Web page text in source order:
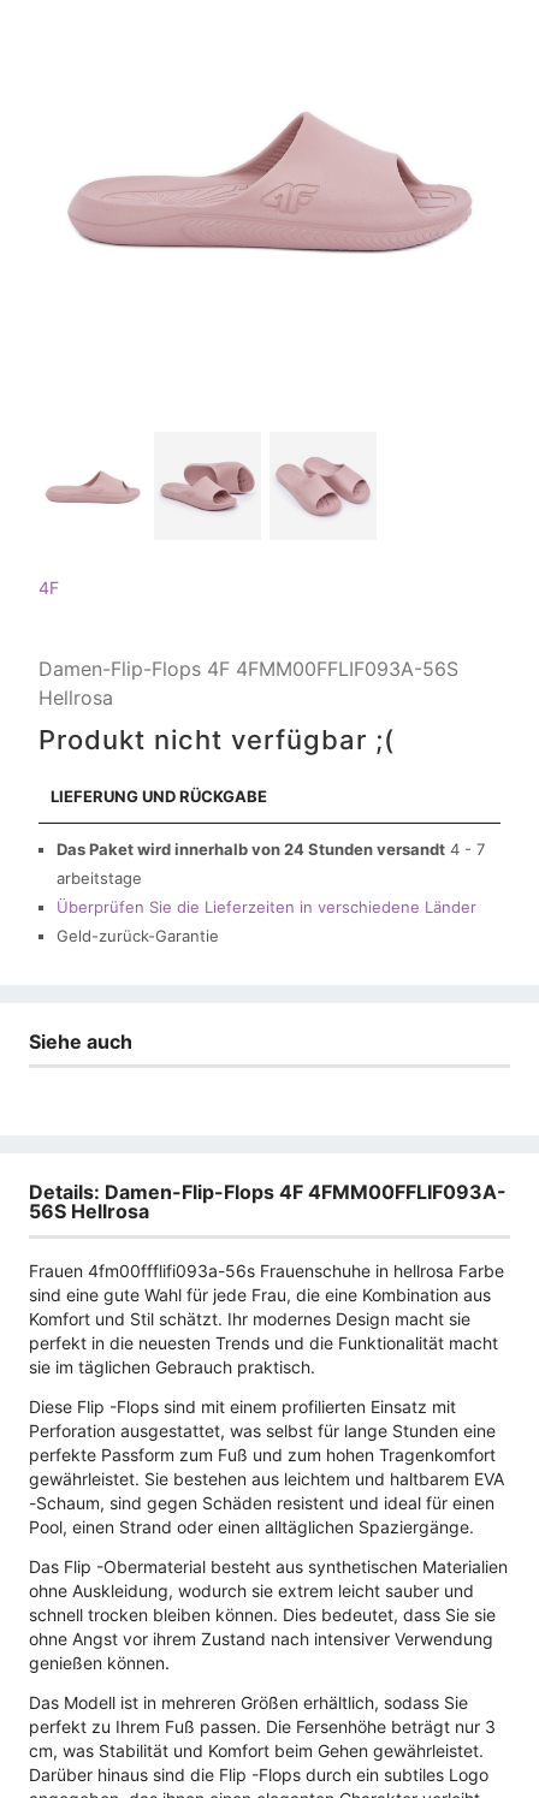
4F
Damen-Flip-Flops 4F 4FMM00FFLIF093A-56S
Hellrosa
Produkt nicht verfügbar ;(
LIEFERUNG UND RÜCKGABE
Das Paket wird innerhalb von 24 Stunden versandt 4 - 7
arbeitstage
Überprüfen Sie die Lieferzeiten in verschiedene Länder
Geld-zurück-Garantie
Siehe auch
Details: Damen-Flip-Flops 4F 4FMM00FFLIF093A-
56S Hellrosa
Frauen 4fm00ffflifi093a-56s Frauenschuhe in hellrosa Farbe
sind eine gute Wahl für jede Frau, die eine Kombination aus
Komfort und Stil schätzt. Ihr modernes Design macht sie
perfekt in die neuesten Trends und die Funktionalität macht
sie im täglichen Gebrauch praktisch.
Diese Flip -Flops sind mit einem profilierten Einsatz mit
Perforation ausgestattet, was selbst für lange Stunden eine
perfekte Passform zum Fuß und zum hohen Tragenkomfort
gewährleistet. Sie bestehen aus leichtem und haltbarem EVA
-Schaum, sind gegen Schäden resistent und ideal für einen
Pool, einen Strand oder einen alltäglichen Spaziergänge.
Das Flip -Obermaterial besteht aus synthetischen Materialien
ohne Auskleidung, wodurch sie extrem leicht sauber und
schnell trocken bleiben können. Dies bedeutet, dass Sie sie
ohne Angst vor ihrem Zustand nach intensiver Verwendung
genießen können.
Das Modell ist in mehreren Größen erhältlich, sodass Sie
perfekt zu Ihrem Fuß passen. Die Fersenhöhe beträgt nur 3
cm, was Stabilität und Komfort beim Gehen gewährleistet.
Darüber hinaus sind die Flip -Flops durch ein subtiles Logo